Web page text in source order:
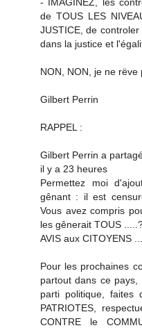
de TOUS LES
JUSTICE, de
dans la justice et
NON, NON, je ne rëve
Gilbert Perrin
RAPPEL :
Gilbert Perrin a
il y a 23 heures
Permettez moi
gênant : il est
Vous avez compris
les gênerait TOUS
AVIS aux CITOYENS ....
Pour les prochaines
partout dans ce
parti politique, faites
PATRIOTES,
CONTRE le